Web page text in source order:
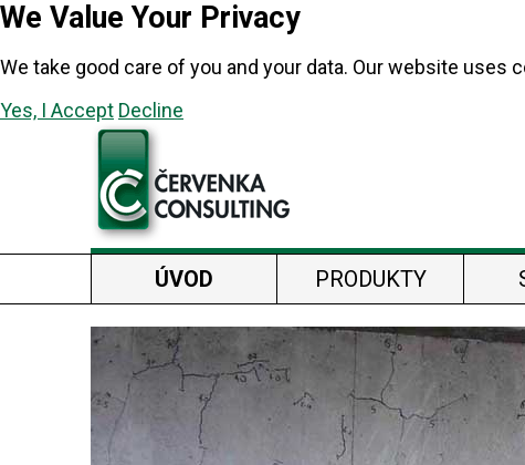
We Value Your Privacy
We take good care of you and your data. Our website
Yes, I Accept Decline
ÚVOD PRODUKTY